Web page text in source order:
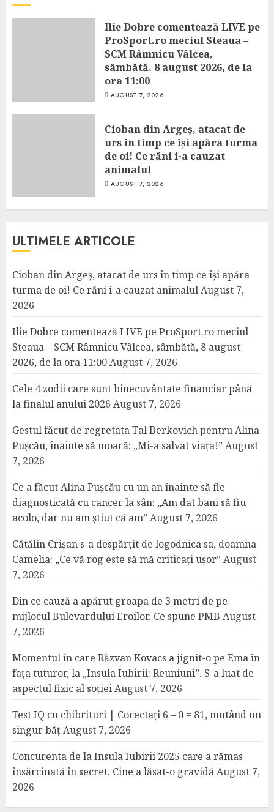
Ilie Dobre comentează LIVE pe
ProSport.ro meciul Steaua –
SCM Râmnicu Vâlcea,
sâmbătă, 8 august 2026, de la
ora 11:00
AUGUST 7, 2026
Cioban din Argeș, atacat de
urs în timp ce își apăra turma
de oi! Ce răni i-a cauzat
animalul
AUGUST 7, 2026
ULTIMELE ARTICOLE
Cioban din Argeș, atacat de urs în timp ce își apăra
turma de oi! Ce răni i-a cauzat animalulAugust 7,
2026
Ilie Dobre comentează LIVE pe ProSport.ro meciul
Steaua – SCM Râmnicu Vâlcea, sâmbătă, 8 august
2026, de la ora 11:00August 7, 2026
Cele 4 zodii care sunt binecuvântate financiar până
la finalul anului 2026 August 7, 2026
Gestul făcut de regretata Tal Berkovich pentru Alina
Pușcău, înainte să moară: „Mi-a salvat viața!” August
7, 2026
Ce a făcut Alina Pușcău cu un an înainte să fie
diagnosticată cu cancer la sân: „Am dat bani să fiu
acolo, dar nu am știut că am” August 7, 2026
Cătălin Crișan s-a despărțit de logodnica sa, doamna
Camelia: „Ce vă rog este să mă criticați ușor” August
7, 2026
Din ce cauză a apărut groapa de 3 metri de pe
mijlocul Bulevardului Eroilor. Ce spune PMB August
7, 2026
Momentul în care Răzvan Kovacs a jignit-o pe Ema în
fața tuturor, la „Insula Iubirii: Reuniuni”. S-a luat de
aspectul fizic al soțieiAugust 7, 2026
Test IQ cu chibrituri | Corectați 6 – 0 = 81, mutând un
singur bățAugust 7, 2026
Concurenta de la Insula Iubirii 2025 care a rămas
însărcinată în secret. Cine a lăsat-o gravidăAugust 7,
2026